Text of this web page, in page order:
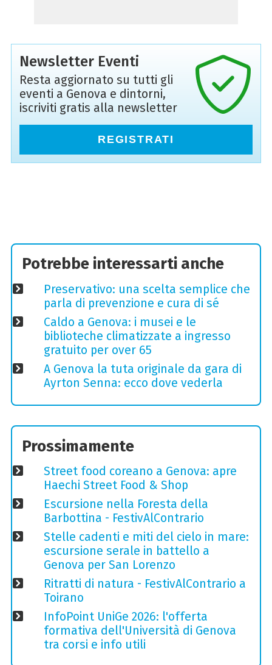
Newsletter Eventi
Resta aggiornato su tutti gli
eventi a Genova e dintorni,
iscriviti gratis alla newsletter
REGISTRATI
Potrebbe interessarti anche
Preservativo: una scelta semplice che
parla di prevenzione e cura di sé
Caldo a Genova: i musei e le
biblioteche climatizzate a ingresso
gratuito per over 65
A Genova la tuta originale da gara di
Ayrton Senna: ecco dove vederla
Prossimamente
Street food coreano a Genova: apre
Haechi Street Food & Shop
Escursione nella Foresta della
Barbottina - FestivAlContrario
Stelle cadenti e miti del cielo in mare:
escursione serale in battello a
Genova per San Lorenzo
Ritratti di natura - FestivAlContrario a
Toirano
InfoPoint UniGe 2026: l'offerta
formativa dell'Università di Genova
tra corsi e info utili